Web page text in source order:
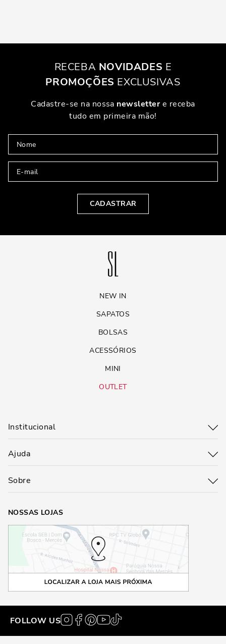
RECEBA NOVIDADES E
PROMOÇÕES EXCLUSIVAS
Cadastre-se na nossa newslettere receba
tudo em primeira mão!
CADASTRAR
NEW IN
SAPATOS
BOLSAS
ACESSÓRIOS
MINI
OUTLET
Institucional
Ajuda
Sobre
NOSSAS LOJAS
FOLLOW US